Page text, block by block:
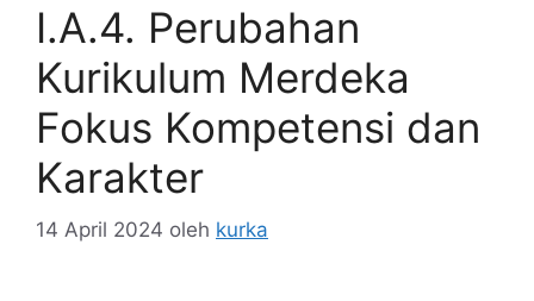
I.A.4. Perubahan
Kurikulum Merdeka
Fokus Kompetensi dan
Karakter
14 April 2024 oleh kurka